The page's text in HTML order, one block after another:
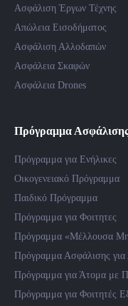
Ασφάλιση Έργων Τέχνης
Απώλεια Εισοδήματος
Ασφάλιση Αλλοδαπών
Ασφάλεια Σκαφών
Ασφάλεια Drones
Πρόγραμμα Ασφάλισης
Πρόγραμμα για Ενήλικες
Οικογενειακό Πρόγραμμα
Παιδικό Πρόγραμμα
Πρόγραμμα για Φοιτητες
Πρόγραμμα «Μέλλουσα
Πρόγραμμα Ασφάλισης
Πρόγραμμα για Άτομα με
Πρόγραμμα για Φοιτητές